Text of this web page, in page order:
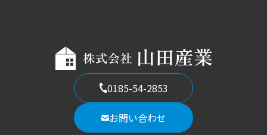
0185-54-2853
お問い合わせ